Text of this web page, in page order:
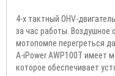
4-х тактный OHV-
за час работы. Воздушное
мотопомпе перегреться
A-iPower AWP100T имеет
которое обеспечивает